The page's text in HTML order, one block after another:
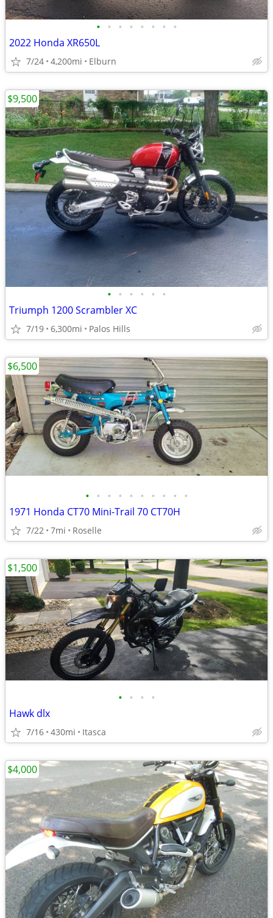
• • • • • • • •
2022 Honda XR650L
7/24 4,200mi Elburn
• • • • • •
Triumph 1200 Scrambler XC
7/19 6,300mi Palos Hills
$9,500
• • • • • • • • • •
1971 Honda CT70 Mini-Trail 70 CT70H
7/22 7mi Roselle
$6,500
• • • •
Hawk dlx
7/16 430mi Itasca
$1,500
$4,000